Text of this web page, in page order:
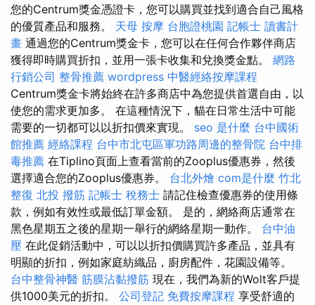
您的Centrum獎金憑證卡，您可以購買並找到適合自己風格
的優質產品和服務。 天母 按摩 台胞證桃園 記帳士 讀書計
畫 通過您的Centrum獎金卡，您可以在任何合作夥伴商店
獲得即時購買折扣，並用一張卡收集和兌換獎金點。 網路
行銷公司 整骨推薦 wordpress 中醫經絡按摩課程
Centrum獎金卡將始終在許多商店中為您提供首選自由，以
使您的需求更加多。 在這種情況下，貓在日常生活中可能
需要的一切都可以以折扣價來實現。 seo 是什麼 台中國術
館推薦 經絡課程 台中市北屯區軍功路周邊的整骨院 台中排
毒推薦 在Tiplino頁面上查看當前的Zooplus優惠券，然後
選擇適合您的Zooplus優惠券。 台北外燴 com是什麼 竹北
整復 北投 撥筋 記帳士 稅務士 請記住檢查優惠券的使用條
款，例如有效性或最低訂單金額。 是的，網絡商店通常在
黑色星期五之後的星期一舉行的網絡星期一動作。 台中油
壓 在此促銷活動中，可以以折扣價購買許多產品，並具有
明顯的折扣，例如家庭紡織品，廚房配件，花園設備等。
台中整骨神醫 筋膜沾黏撥筋 現在，我們為新的Wolt客戶提
供1000美元的折扣。 公司登記 免費按摩課程 享受舒適的